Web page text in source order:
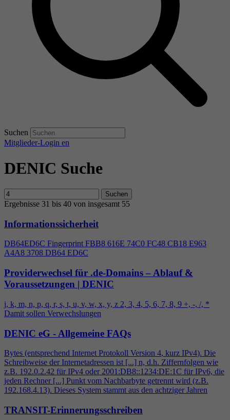
Suchen
Mitglieder-Login en
DENIC Suche
Suchen
Ergebnisse 31 bis 40 von insgesamt 55
Informationssicherheit
DB64ED6C Fingerprint FBB8 616E 74C0 FC48 CB18 E963
A4A8 3708 DB64 ED6C
Providerwechsel für .de-Domains – Ablauf &
Voraussetzungen | DENIC
j, k, m, n, p, q, r, s, t, u, v, w, x, y, z 2, 3, 4, 5, 6, 7, 8, 9 +, -, /, *
Damit sollen Verwechslungen
DENIC eG - Allgemeine FAQs
Bytes (entsprechend Internet Protokoll Version 4, kurz IPv4). Die
Schreibweise der Internetadressen ist [...] n, d.h. Ziffernfolgen wie
z.B. 192.0.2.42 für IPv4 oder 2001:DB8::1234:DE:1C für IPv6, die
jeden Rechner [...] Punkt vom Nachbarbyte getrennt wird (z.B.
192.168.4.13). Dieses System stammt aus den achtziger Jahren
TRANSIT-Erinnerungsschreiben